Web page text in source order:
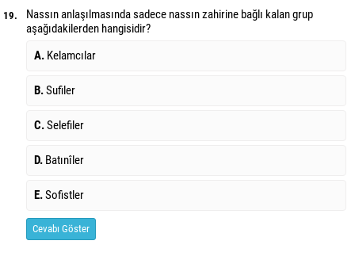
19.
Nassın anlaşılmasında sadece nassın zahirine bağlı kalan grup
aşağıdakilerden hangisidir?
A. Kelamcılar
B.Sufiler
C.Selefiler
D. Batınîler
E.Sofistler
Cevabı Göster